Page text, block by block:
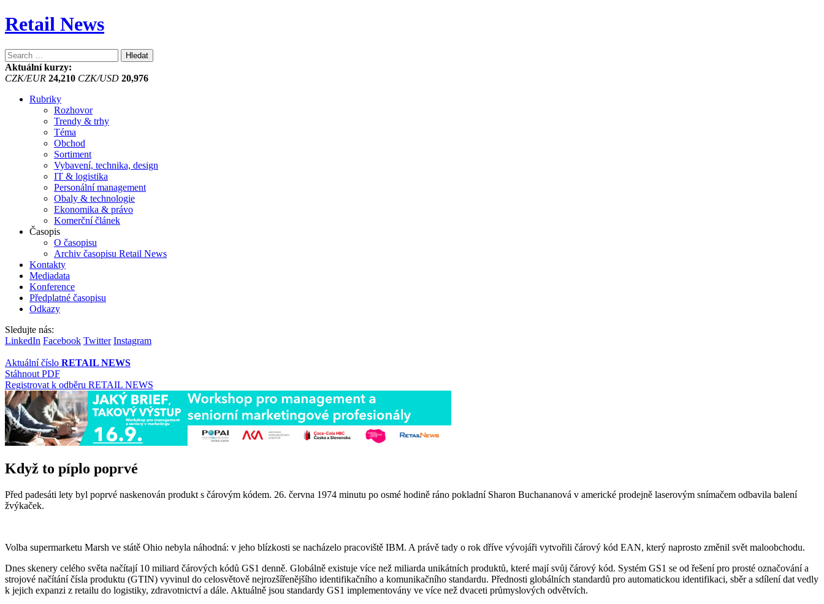
Retail News
Vyhledávání
Aktuální kurzy:
CZK/EUR 24,210 CZK/USD 20,976
Rubriky
Rozhovor
Trendy & trhy
Téma
Obchod
Sortiment
Vybavení, technika, design
IT & logistika
Personální management
Obaly & technologie
Ekonomika & právo
Komerční článek
Časopis
O časopisu
Archiv časopisu Retail News
Kontakty
Mediadata
Konference
Předplatné časopisu
Odkazy
Sledujte nás:
LinkedIn Facebook Twitter Instagram
Aktuální číslo RETAIL NEWS
Stáhnout PDF
Registrovat k odběru RETAIL NEWS
Když to píplo poprvé
Před padesáti lety byl poprvé naskenován produkt s čárovým kódem. 26. června 1974 minutu po osmé hodině ráno pokladní Sharon Buchananová v americké prodejně laserovým snímačem odbavila balení
žvýkaček.
Volba supermarketu Marsh ve státě Ohio nebyla náhodná: v jeho blízkosti se nacházelo pracoviště IBM. A právě tady o rok dříve vývojáři vytvořili čárový kód EAN, který naprosto změnil svět maloobchodu.
Dnes skenery celého světa načítají 10 miliard čárových kódů GS1 denně. Globálně existuje více než miliarda unikátních produktů, které mají svůj čárový kód. Systém GS1 se od řešení pro prosté označování a
strojové načítání čísla produktu (GTIN) vyvinul do celosvětově nejrozšířenějšího identifikačního a komunikačního standardu. Přednosti globálních standardů pro automatickou identifikaci, sběr a sdílení dat vedly
k jejich expanzi z retailu do logistiky, zdravotnictví a dále. Aktuálně jsou standardy GS1 implementovány ve více než dvaceti průmyslových odvětvích.